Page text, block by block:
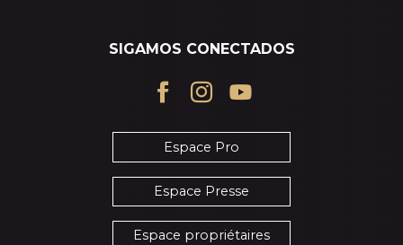
SIGAMOS CONECTADOS
Espace Pro
Espace Presse
Espace propriétaires